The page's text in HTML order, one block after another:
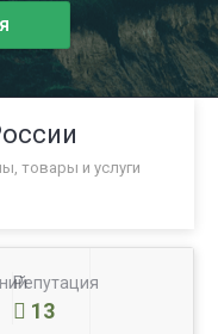
товары и услуги
Репутация
13